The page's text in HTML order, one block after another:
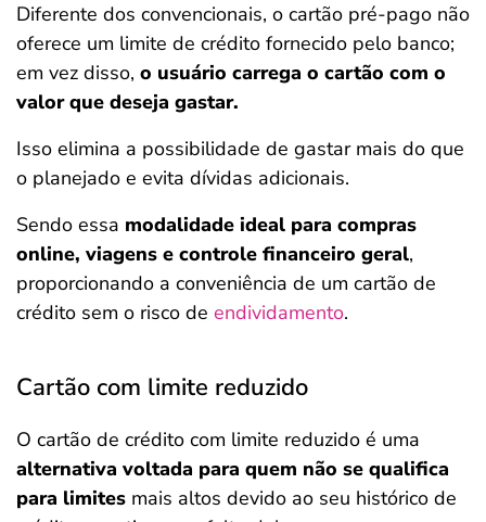
Diferente dos convencionais, o cartão pré-pago não
oferece um limite de crédito fornecido pelo banco;
em vez disso, o usuário carrega o cartão com o
valor que deseja gastar.
Isso elimina a possibilidade de gastar mais do que
o planejado e evita dívidas adicionais.
Sendo essa modalidade ideal para compras
online, viagens e controle financeiro geral,
proporcionando a conveniência de um cartão de
crédito sem o risco de endividamento.
Cartão com limite reduzido
O cartão de crédito com limite reduzido é uma
alternativa voltada para quem não se qualifica
para limites mais altos devido ao seu histórico de